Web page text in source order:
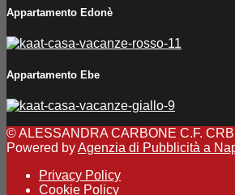
Appartamento Edonè
Appartamento Ebe
© ALESSANDRA CARBONE C.F.
Powered byAgenzia di Pubblicità a
Privacy Policy
Cookie Policy